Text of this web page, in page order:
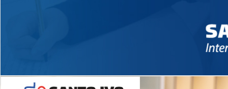
Novidades 2026 High School